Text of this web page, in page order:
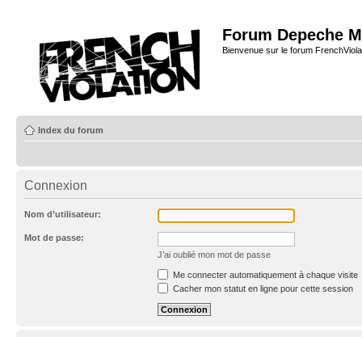
Forum Depeche
Bienvenue sur le forum
Index du forum
Connexion
Nom d’utilisateur:
Mot de passe:
J’ai oublié mon mot de passe
Me connecter automatiquement à chaque visite
Cacher mon statut en ligne pour cette session